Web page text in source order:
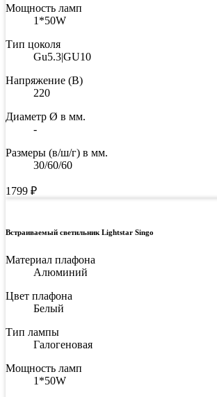
Мощность ламп
1*50W
Тип цоколя
Gu5.3|GU10
Напряжение (В)
220
Диаметр Ø в мм.
-
Размеры (в/ш/г) в мм.
30/60/60
1799 ₽
Встраиваемый светильник Lightstar Singo
Материал плафона
Алюминий
Цвет плафона
Белый
Тип лампы
Галогеновая
Мощность ламп
1*50W